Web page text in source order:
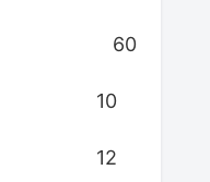
60
10
12